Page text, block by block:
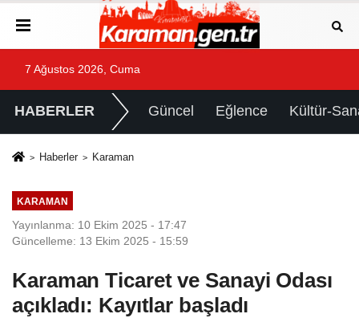
7 Ağustos 2026, Cuma
HABERLER Güncel Eğlence Kültür-
Haberler Karaman
KARAMAN
Yayınlanma: 10 Ekim 2025 - 17:47
Güncelleme: 13 Ekim 2025 - 15:59
Karaman Ticaret ve Sanayi Odası
açıkladı: Kayıtlar başladı